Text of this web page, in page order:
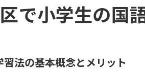
で小学生の国
習法の基本概念とメリット